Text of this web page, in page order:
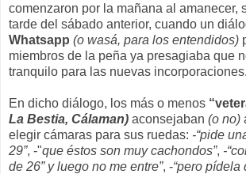
comenzaron por la mañana al amanecer,
tarde del sábado anterior, cuando un
Whatsapp (o wasá, para los entendidos)
miembros de la peña ya presagiaba que
tranquilo para las nuevas incorporaciones.
En dicho diálogo, los más o menos
La Bestia, Cálaman) aconsejaban (o no)
elegir cámaras para sus ruedas: -“pide
29”, -"que éstos son muy cachondos”, -
de 26” y luego no me entre”, -“pero pídela